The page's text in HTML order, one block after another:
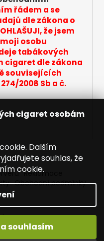
cigaret osobám
Dalším
souhlas, že
cookie.
souhlasím
řádem a se
dle zákona o
že jsem
osobu
tabákových
cigaret dle zákona
souvisejících
2008 Sb a č.
Reklamace
Obchodní podmínky
elektronické